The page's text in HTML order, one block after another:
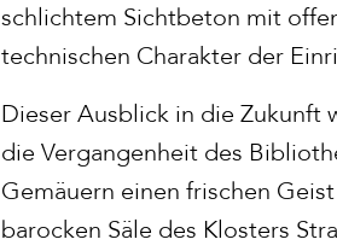
schlichtem Sichtbeton mit
technischen Charakter der
Dieser Ausblick in die Zukunft
die Vergangenheit des
Gemäuern einen frischen
barocken Säle des Klosters